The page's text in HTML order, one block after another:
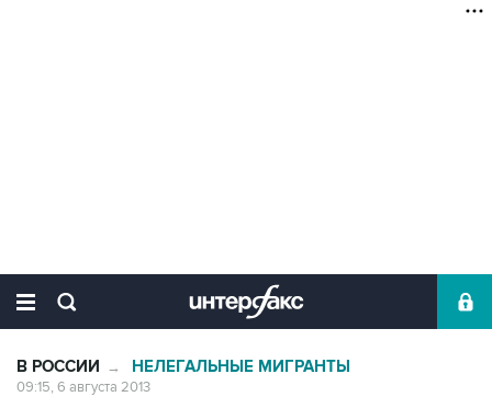
В РОССИИ → НЕЛЕГАЛЬНЫЕ МИГРАНТЫ
09:15, 6 августа 2013